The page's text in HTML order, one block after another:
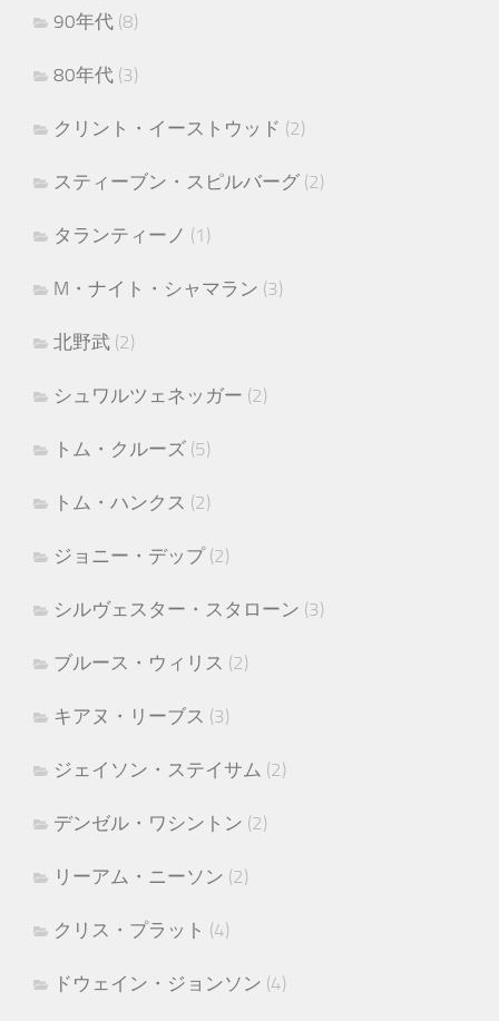
90年代 (8)
80年代 (3)
クリント・イーストウッド (2)
スティーブン・スピルバーグ (2)
タランティーノ (1)
M・ナイト・シャマラン (3)
北野武 (2)
シュワルツェネッガー (2)
トム・クルーズ (5)
トム・ハンクス (2)
ジョニー・デップ(2)
シルヴェスター・スタローン (3)
ブルース・ウィリス (2)
キアヌ・リーブス (3)
ジェイソン・ステイサム (2)
デンゼル・ワシントン (2)
リーアム・ニーソン (2)
クリス・プラット (4)
ドウェイン・ジョンソン (4)